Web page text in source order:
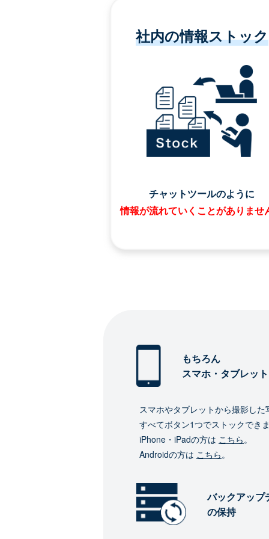
社内の情報ストック
チャットツールのように
情報が流れていくことがありませ
もちろん
スマホ・タブレッ
スマホやタブレットから撮影した
すべてボタン1つでストックでき
iPhone・iPadの方は こちら。
Androidの方は こちら。
バックアップ
の保持